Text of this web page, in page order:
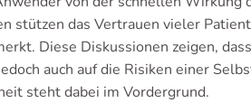
stützen das Vertrauen vieler
Diese Diskussionen zeigen,
auch auf die Risiken einer
steht dabei im Vordergrund.